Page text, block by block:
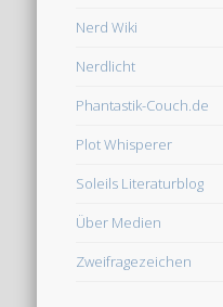
Nerd Wiki
Nerdlicht
Phantastik-Couch.de
Plot Whisperer
Soleils Literaturblog
Über Medien
Zweifragezeichen